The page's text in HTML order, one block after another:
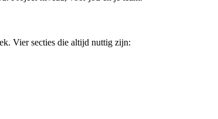
Vier secties die altijd nuttig zijn: